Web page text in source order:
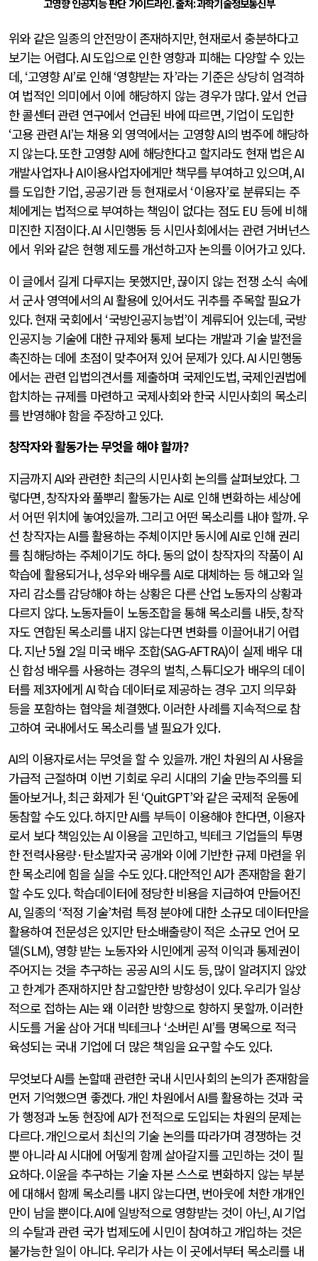
위와 같은 일종의 안전망이 존재하지만,현재로서 충분하다고
보기는 어렵다. AI도입으로 인한 영향과 피해는 다양할 수 있는
데, ‘고영향AI’로 인해 ‘영향받는 자’라는 기준은 상당히 엄격하
여 법적인 의미에서 이에 해당하지 않는 경우가 많다.앞서 언급
한 콜센터 관련 연구에서 언급된 바에 따르면,기업이 도입한
‘고용 관련AI’는 채용 외 영역에서는 고영향AI의 범주에 해당하
지 않는다.또한 고영향AI에 해당한다고 할지라도 현재 법은AI
개발사업자나AI이용사업자에게만 책무를 부여하고 있으며, AI
를 도입한 기업,공공기관 등 현재로서 ‘이용자’로 분류되는 주
체에게는 법적으로 부여하는 책임이 없다는 점도 EU 등에 비해
미진한 지점이다. AI시민행동 등 시민사회에서는 관련 거버넌스
에서 위와 같은 현행 제도를 개선하고자 논의를 이어가고 있다.
이 글에서 길게 다루지는 못했지만,끊이지 않는 전쟁 소식 속에
서 군사 영역에서의AI활용에 있어서도 귀추를 주목할 필요가
있다.현재 국회에서 ‘국방인공지능법’이 계류되어 있는데, 국방
인공지능 기술에 대한 규제와 통제 보다는 개발과 기술 발전을
촉진하는 데에 초점이 맞추어져 있어 문제가 있다. AI시민행동
에서는 관련 입법의견서를 제출하며 국제인도법,국제인권법에
합치하는 규제를 마련하고 국제사회와 한국 시민사회의 목소리
를 반영해야 함을 주장하고 있다.
창작자와 활동가는 무엇을 해야 할까?
지금까지 AI와 관련한 최근의 시민사회 논의를 살펴보았다.그
렇다면,창작자와 풀뿌리 활동가는AI로 인해 변화하는 세상에
서 어떤 위치에 놓여있을까.그리고 어떤 목소리를 내야 할까.우
선 창작자는AI를 활용하는 주체이지만 동시에AI로 인해 권리
를 침해당하는 주체이기도 하다.동의 없이 창작자의 작품이 AI
학습에 활용되거나,성우와 배우를AI로 대체하는 등 해고와 일
자리 감소를 감당해야 하는 상황은 다른 산업 노동자의 상황과
다르지 않다.노동자들이 노동조합을 통해 목소리를 내듯,창작
자도 연합된 목소리를 내지 않는다면 변화를 이끌어내기 어렵
다.지난5월 2일 미국 배우 조합(SAG-AFTRA)이 실제 배우 대
신 합성 배우를 사용하는 경우의 벌칙,스튜디오가 배우의 데이
터를 제3자에게 AI학습 데이터로 제공하는 경우 고지 의무화
등을 포함하는 협약을 체결했다.이러한 사례를 지속적으로 참
고하여 국내에서도 목소리를 낼 필요가 있다.
AI의 이용자로서는 무엇을 할 수 있을까.개인 차원의AI사용을
가급적 근절하며 이번 기회로 우리 시대의 기술 만능주의를 되
돌아보거나,최근 화제가 된 ‘QuitGPT’와 같은 국제적 운동에
동참할 수도 있다.하지만AI를 부득이 이용해야 한다면, 이용자
로서 보다 책임있는AI 이용을 고민하고, 빅테크 기업들의 투명
한 전력사용량·탄소발자국 공개와 이에 기반한 규제 마련을 위
한 목소리에 힘을 실을 수도 있다.대안적인AI가 존재함을 환기
할 수도 있다.학습데이터에 정당한 비용을 지급하여 만들어진
AI, 일종의 ‘적정 기술’처럼 특정 분야에 대한 소규모 데이터만을
활용하여 전문성은 있지만 탄소배출량이 적은 소규모 언어 모
델(SLM), 영향 받는 노동자와 시민에게 공적 이익과 통제권이
주어지는 것을 추구하는 공공AI의 시도 등,많이 알려지지 않았
고 한계가 존재하지만 참고할만한 방향성이 있다.우리가 일상
적으로 접하는AI는 왜 이러한 방향으로 향하지 못할까.이러한
시도를 거울 삼아 거대 빅테크나 ‘소버린AI’를 명목으로 적극
육성되는 국내 기업에 더 많은 책임을 요구할 수도 있다.
무엇보다AI를 논할때 관련한 국내 시민사회의 논의가 존재함을
먼저 기억했으면 좋겠다.개인 차원에서AI를 활용하는 것과 국
가 행정과 노동 현장에 AI가 전적으로 도입되는 차원의 문제는
다르다.개인으로서 최신의 기술 논의를 따라가며 경쟁하는 것
뿐 아니라AI시대에 어떻게 함께 살아갈지를 고민하는 것이 필
요하다.이윤을 추구하는 기술 자본 스스로 변화하지 않는 부분
에 대해서 함께 목소리를 내지 않는다면, 번아웃에 처한 개개인
만이 남을 뿐이다. AI에 일방적으로 영향받는 것이 아닌, AI기업
의 수탈과 관련 국가 법제도에 시민이 참여하고 개입하는 것은
불가능한 일이 아니다.우리가 사는 이 곳에서부터 목소리를 내